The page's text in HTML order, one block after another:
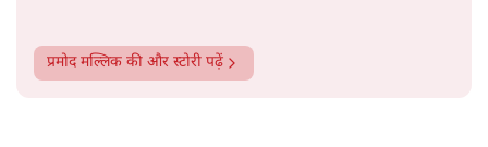
प्रमोद मल्लिक की और स्टोरी पढ़ें